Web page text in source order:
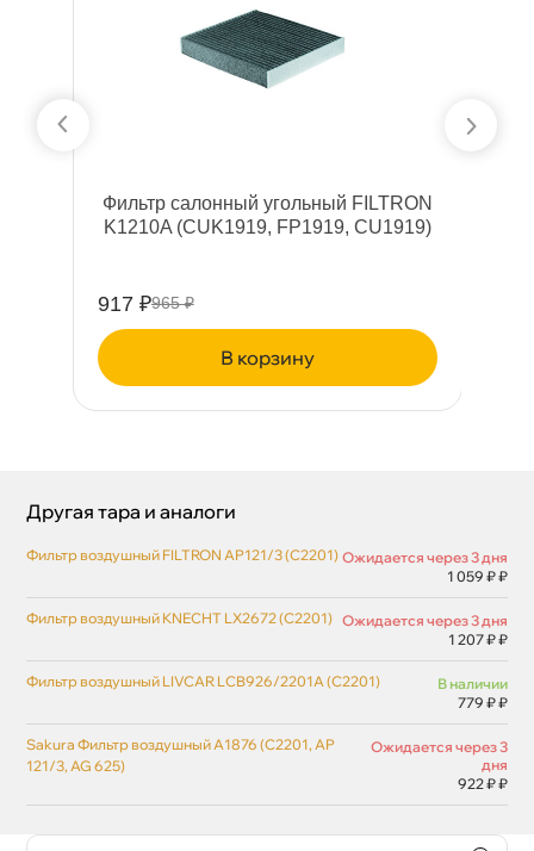
Фильтр салонный угольный FILTRON
K1210A (CUK1919, FP1919, CU1919)
917 ₽965 ₽
корзину
Другая тара и аналоги
Фильтр воздушный FILTRON AP121/3 (C2201) Ожидается через 3 дня
1 059 ₽ ₽
Фильтр воздушный KNECHT LX2672 (C2201) Ожидается через 3 дня
1 207 ₽ ₽
Фильтр воздушный LIVCAR LCB926/2201A (C2201)
наличии
779 ₽ ₽
Sakura Фильтр воздушный A1876 (C2201, AP
121/3, AG 625)
Ожидается через 3
дня
922 ₽ ₽